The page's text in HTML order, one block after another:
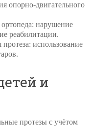
опорно-двигательного
нарушение
реабилитации.
использование
и
протезы с учётом